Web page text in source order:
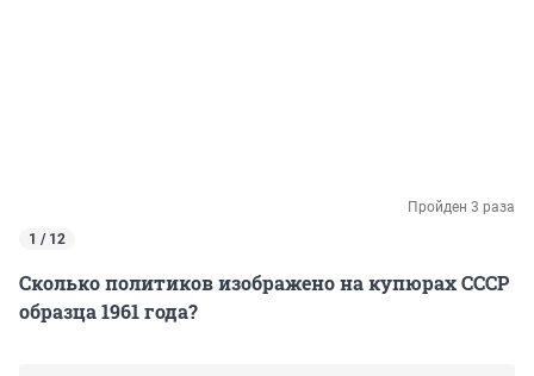
Пройден 3 раза
1 / 12
Сколько политиков изображено на купюрах СССР
образца 1961 года?